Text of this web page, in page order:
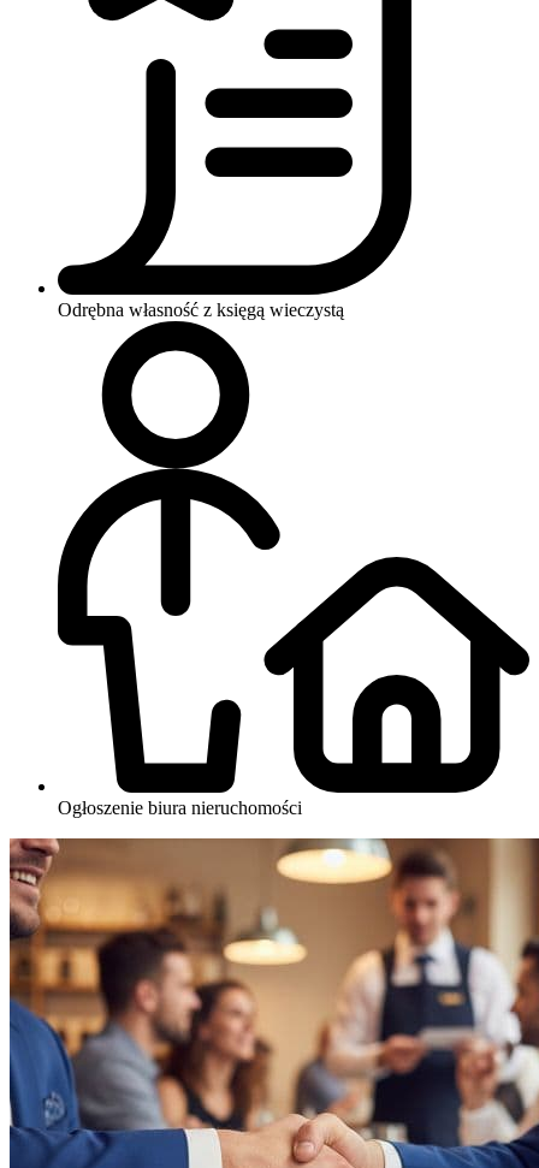
Odrębna własność z księgą wieczystą
Ogłoszenie biura nieruchomości